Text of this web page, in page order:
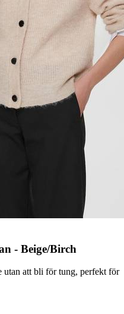
- Beige/Birch
utan att bli för tung, perfekt för